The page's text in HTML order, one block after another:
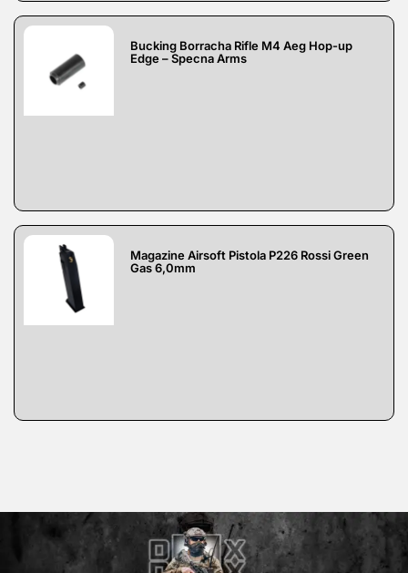
Bucking Borracha Rifle M4 Aeg Hop-up
Edge – Specna Arms
Magazine Airsoft Pistola P226 Rossi Green
Gas 6,0mm